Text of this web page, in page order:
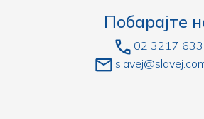
Побарајте
02 3217 633